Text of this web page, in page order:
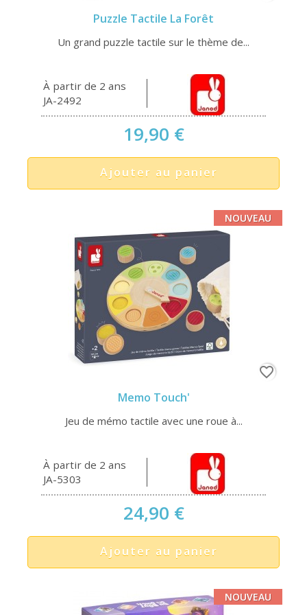
Puzzle Tactile La Forêt
Un grand puzzle tactile sur le thème de...
À partir de 2 ans
JA-2492
19,90 €
Ajouter au panier
Memo Touch'
Jeu de mémo tactile avec une roue à...
À partir de 2 ans
JA-5303
24,90 €
Ajouter au panier
NOUVEAU
favorite_border
NOUVEAU